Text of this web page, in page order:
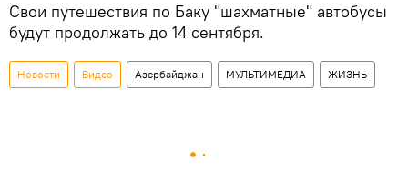
Свои путешествия по Баку "шахматные" автобусы
будут продолжать до 14 сентября.
Новости Видео Азербайджан МУЛЬТИМЕДИА ЖИЗНЬ